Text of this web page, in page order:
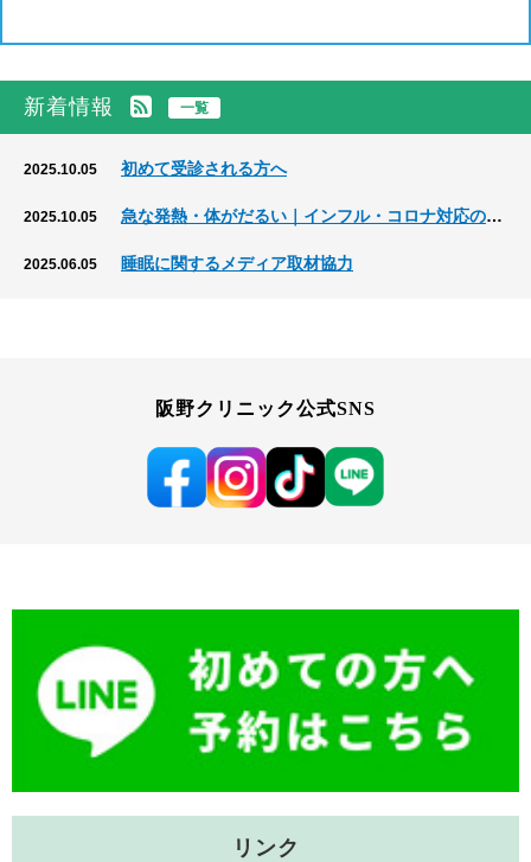
新着情報 一覧
2025.10.05 初めて受診される方へ
2025.10.05 急な発熱・体がだるい｜インフル・コロナ対応の内科
2025.06.05 睡眠に関するメディア取材協力
阪野クリニック公式SNS
リンク